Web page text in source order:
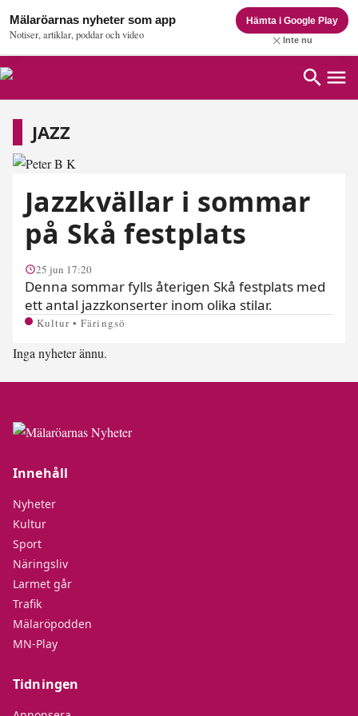
Mälaröarnas nyheter som app
Notiser, artiklar, poddar och video
Hämta i Google Play
Inte nu
Jazz
JAZZ
Jazzkvällar i sommar
på Skå festplats
25 jun 17:20
Denna sommar fylls återigen Skå festplats med
ett antal jazzkonserter inom olika stilar.
Kultur • Färingsö
Inga nyheter ännu.
Innehåll
Nyheter
Kultur
Sport
Näringsliv
Larmet går
Trafik
Mälaröpodden
MN-Play
Tidningen